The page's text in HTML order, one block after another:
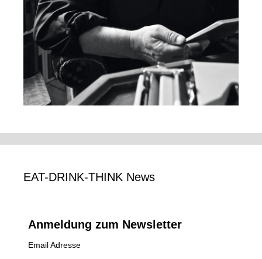
EAT-DRINK-THINK News
Anmeldung zum Newsletter
Email Adresse